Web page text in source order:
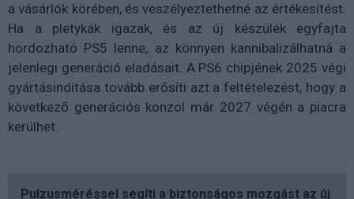
a vásárlók körében, és veszélyeztethetné az értékesítést.
Ha a pletykák igazak, és az új készülék egyfajta
hordozható PS5 lenne, az könnyen kannibalizálhatná a
jelenlegi generáció eladásait. A PS6 chipjének 2025 végi
gyártásindítása tovább erősíti azt a feltételezést, hogy a
következő generációs konzol már 2027 végén a piacra
kerülhet.
Pulzusméréssel segíti a biztonságos mozgást az új